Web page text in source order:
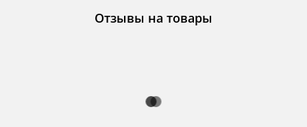
Отзывы на товары